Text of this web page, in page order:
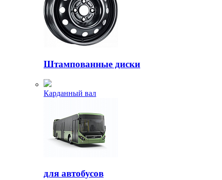
Штампованные диски
Карданный вал
для автобусов